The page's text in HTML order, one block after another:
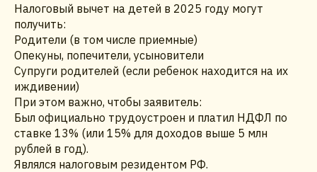
Налоговый вычет на детей в 2025 году могут
получить:
Родители (в том числе приемные)
Опекуны, попечители, усыновители
Супруги родителей (если ребенок находится на их
иждивении)
При этом важно, чтобы заявитель:
Был официально трудоустроен и платил НДФЛ по
ставке 13% (или 15% для доходов выше 5 млн
рублей в год).
Являлся налоговым резидентом РФ.